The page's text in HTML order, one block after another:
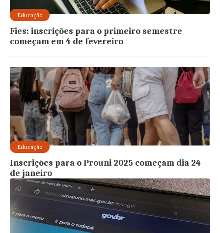
Educação
Fies: inscrições para o primeiro semestre
começam em 4 de fevereiro
Educação
Inscrições para o Prouni 2025 começam dia 24
de janeiro